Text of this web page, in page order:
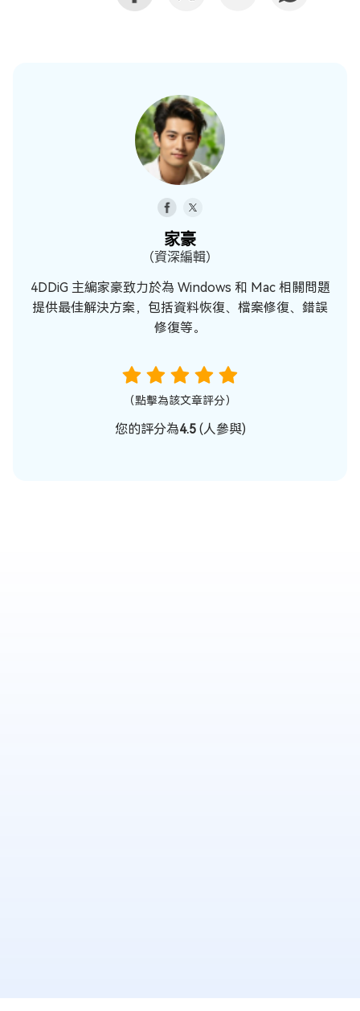
家豪
（資深編輯）
4DDiG 主編家豪致力於為 Windows 和 Mac 相關問題
提供最佳解決方案，包括資料恢復、檔案修復、錯誤
修復等。
（點擊為該文章評分）
您的評分為4.5(人參與)